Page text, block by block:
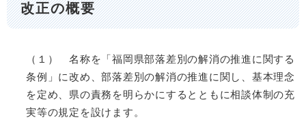
改正の概要
（１） 名称を「福岡県部落差別の解消の推進に関する
条例」に改め、部落差別の解消の推進に関し、基本理念
を定め、県の責務を明らかにするとともに相談体制の充
実等の規定を設けます。